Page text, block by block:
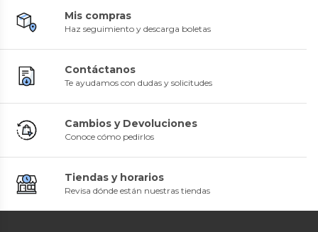
Mis compras
Haz seguimiento y descarga boletas
Contáctanos
Te ayudamos con dudas y solicitudes
Cambios y Devoluciones
Conoce cómo pedirlos
Tiendas y horarios
Revisa dónde están nuestras tiendas